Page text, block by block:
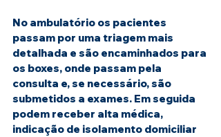
No ambulatório os pacientes
passam por uma triagem mais
detalhada e são encaminhados para
os boxes, onde passam pela
consulta e, se necessário, são
submetidos a exames. Em seguida
podem receber alta médica,
indicação de isolamento domiciliar